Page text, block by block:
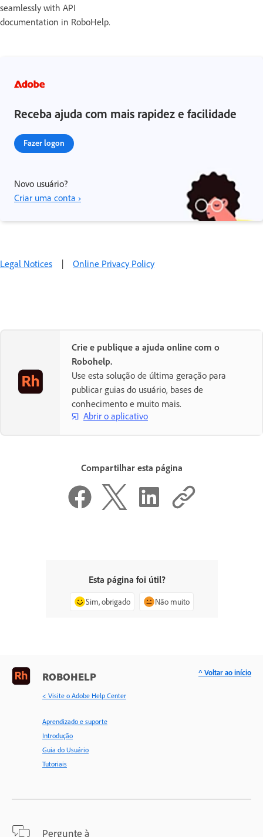
seamlessly with API
documentation in RoboHelp.
Receba ajuda com mais rapidez e facilidade
Fazer logon
Novo usuário?
Criar uma conta ›
Legal Notices | Online Privacy Policy
Crie e publique a ajuda online com o
Robohelp.
Use esta solução de última geração para
publicar guias do usuário, bases de
conhecimento e muito mais.
Abrir o aplicativo
Compartilhar esta página
Esta página foi útil?
Sim, obrigado Não muito
ROBOHELP
< Visite o Adobe Help Center
Aprendizado e suporte
Introdução
Guia do Usuário
Tutoriais
Pergunte à
^ Voltar ao início